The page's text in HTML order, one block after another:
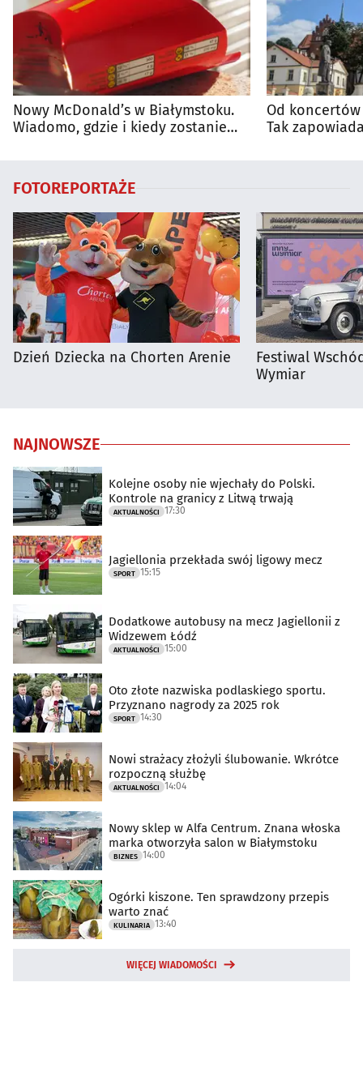
Nowy McDonald’s w Białymstoku.
Wiadomo, gdzie i kiedy zostanie
Od
Tak
FOTOREPORTAŻE
Dzień Dziecka na Chorten Arenie
Festiwal
Wymiar
NAJNOWSZE
Kolejne osoby nie wjechały do Polski.
Kontrole na granicy z Litwą trwają
AKTUALNOŚCI 17:30
Jagiellonia przekłada swój ligowy mecz
SPORT 15:15
Dodatkowe autobusy na mecz Jagiellonii z
Widzewem Łódź
AKTUALNOŚCI 15:00
Oto złote nazwiska podlaskiego sportu.
Przyznano nagrody za 2025 rok
SPORT 14:30
Nowi strażacy złożyli ślubowanie. Wkrótce
rozpoczną służbę
AKTUALNOŚCI 14:04
Nowy sklep w Alfa Centrum. Znana włoska
marka otworzyła salon w Białymstoku
BIZNES 14:00
Ogórki kiszone. Ten sprawdzony przepis
warto znać
KULINARIA 13:40
WIĘCEJ WIADOMOŚCI